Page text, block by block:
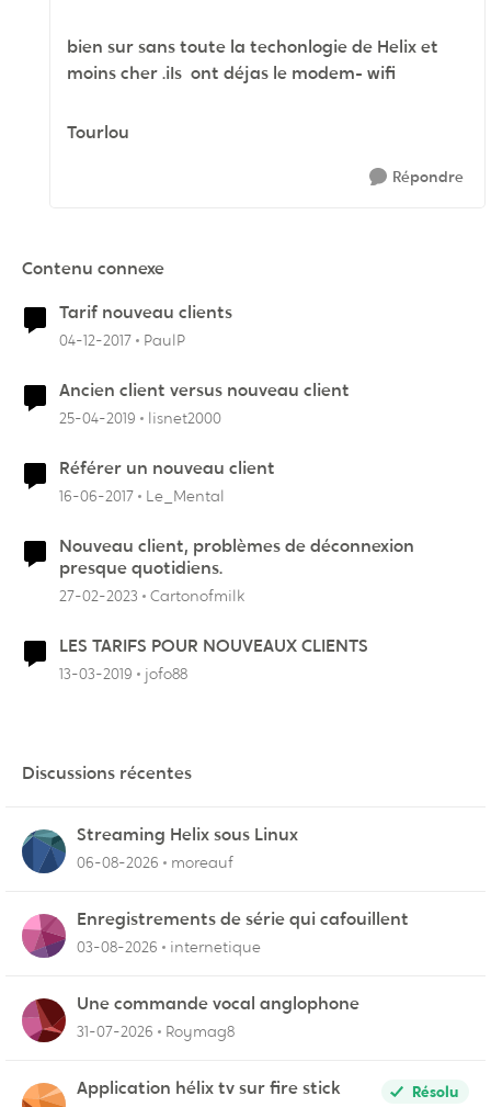
bien sur sans toute la techonlogie de Helix et
moins cher .iIs ont déjas le modem- wifi
Tourlou
Répondre
Contenu connexe
Tarif nouveau clients
04-12-2017 PaulP
Ancien client versus nouveau client
25-04-2019 lisnet2000
Référer un nouveau client
16-06-2017 Le_Mental
Nouveau client, problèmes de déconnexion
presque quotidiens.
27-02-2023 Cartonofmilk
LES TARIFS POUR NOUVEAUX CLIENTS
13-03-2019 jofo88
Discussions récentes
Streaming Helix sous Linux
06-08-2026 moreauf
Enregistrements de série qui cafouillent
03-08-2026 internetique
Une commande vocal anglophone
31-07-2026 Roymag8
Application hélix tv sur fire stick Résolu